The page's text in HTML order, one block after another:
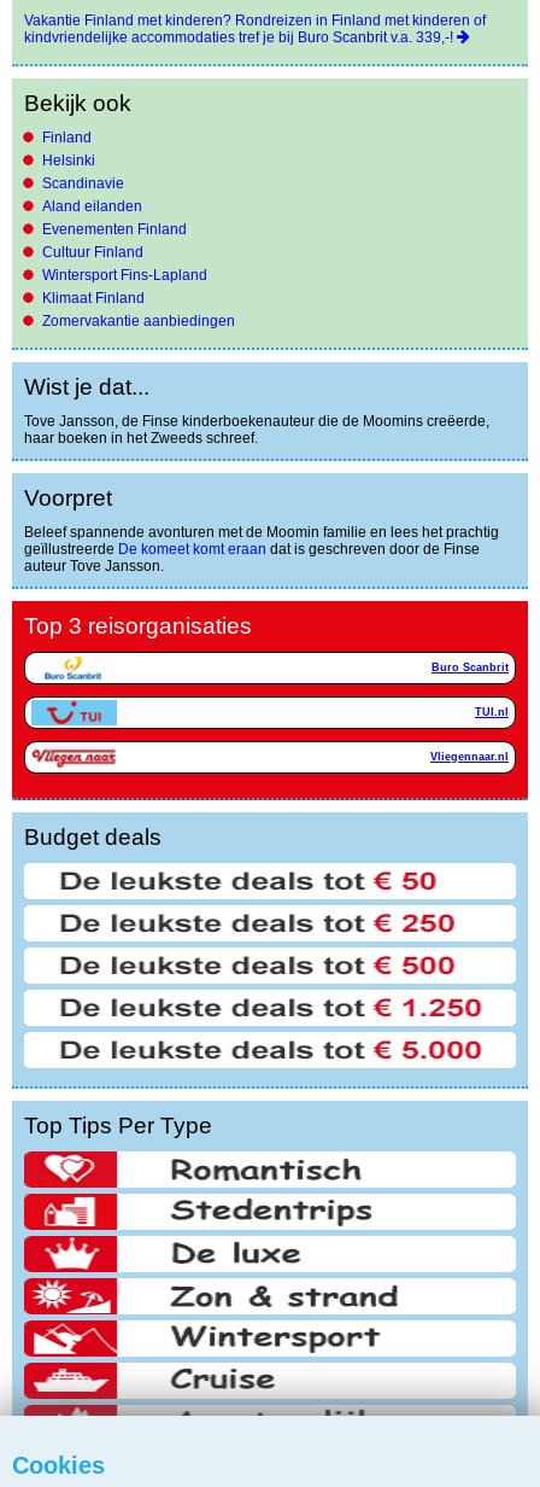
Vakantie Finland met kinderen? Rondreizen in Finland met kinderen of
kindvriendelijke accommodaties tref je bij Buro Scanbrit v.a. 339,-!
Bekijk ook
Finland
Helsinki
Scandinavie
Aland eilanden
Evenementen Finland
Cultuur Finland
Wintersport Fins-Lapland
Klimaat Finland
Zomervakantie aanbiedingen
Wist je dat...
Tove Jansson, de Finse kinderboekenauteur die de Moomins creëerde,
haar boeken in het Zweeds schreef.
Voorpret
Beleef spannende avonturen met de Moomin familie en lees het prachtig
geïllustreerde De komeet komt eraan dat is geschreven door de Finse
auteur Tove Jansson.
Top 3 reisorganisaties
Buro Scanbrit
TUI.nl
Vliegennaar.nl
Budget deals
Top Tips Per Type
Cookies